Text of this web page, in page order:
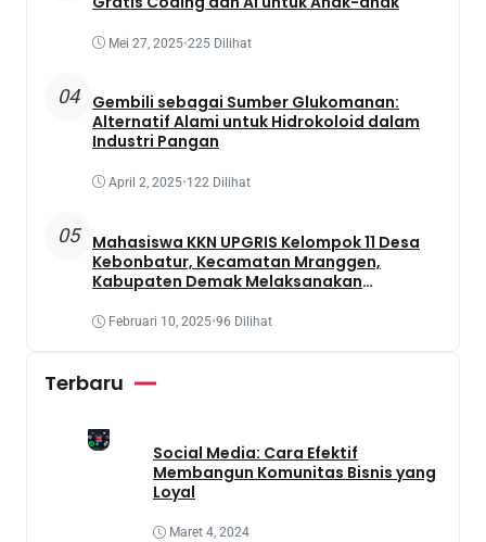
Mei 27, 2025•225 Dilihat
04
Gembili sebagai Sumber Glukomanan:
Alternatif Alami untuk Hidrokoloid dalam
Industri Pangan
April 2, 2025•122 Dilihat
05
Mahasiswa KKN UPGRIS Kelompok 11 Desa
Kebonbatur, Kecamatan Mranggen,
Kabupaten Demak Melaksanakan
Memanfaatkan Lahan Yang Terbengkalai
Februari 10, 2025•96 Dilihat
Terbaru
Social Media: Cara Efektif
Membangun Komunitas Bisnis yang
Loyal
Maret 4, 2024